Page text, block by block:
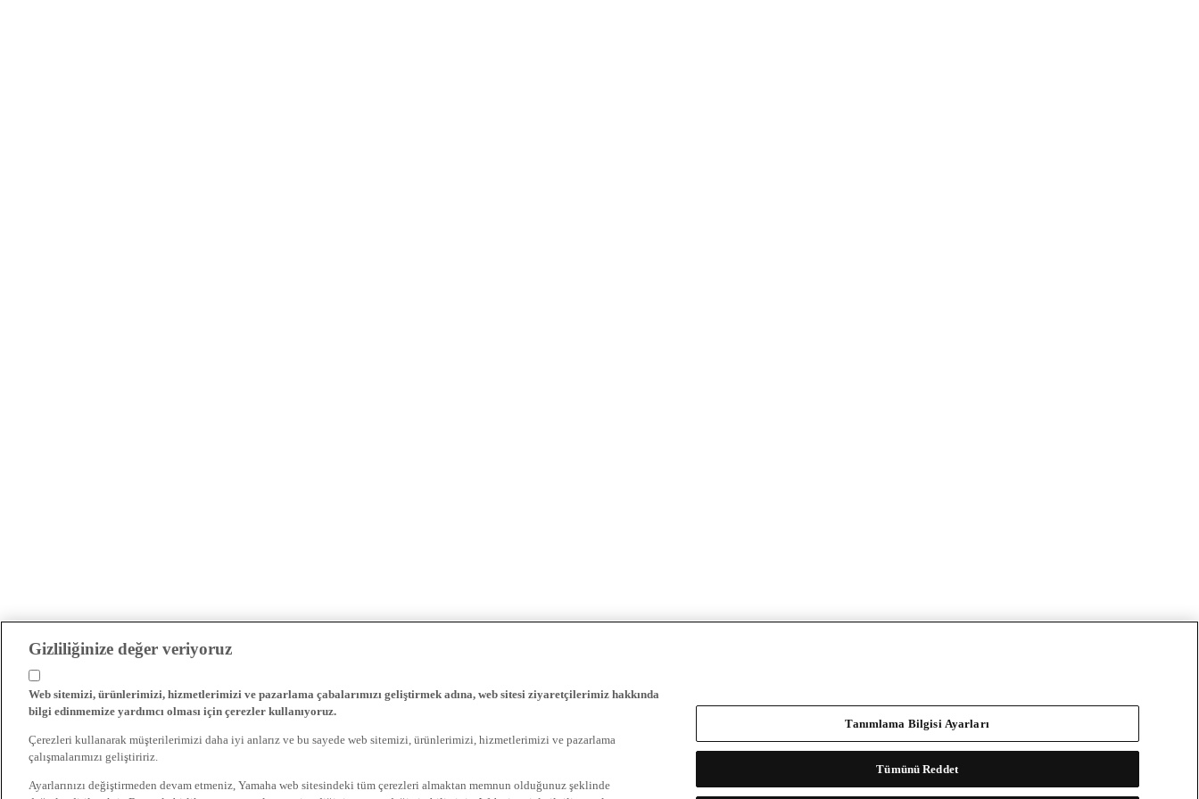
Gizliliğinize değer veriyoruz
Web sitemizi, ürünlerimizi, hizmetlerimizi ve pazarlama çabalarımızı geliştirmek adına, web sitesi ziyaretçilerimiz hakkında
bilgi edinmemize yardımcı olması için çerezler kullanıyoruz.
Çerezleri kullanarak müşterilerimizi daha iyi anlarız ve bu sayede web sitemizi, ürünlerimizi, hizmetlerimizi ve pazarlama
çalışmalarımızı geliştiririz.
Ayarlarınızı değiştirmeden devam etmeniz, Yamaha web sitesindeki tüm çerezleri almaktan memnun olduğunuz şeklinde
Tanımlama Bilgisi Ayarları
Tümünü Reddet